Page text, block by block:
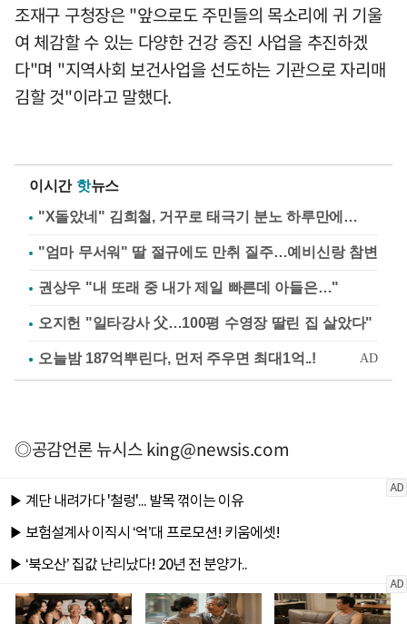
조재구 구청장은 "앞으로도 주민들의 목소리에 귀 기울
여 체감할 수 있는 다양한 건강 증진 사업을 추진하겠
다"며 "지역사회 보건사업을 선도하는 기관으로 자리매
김할 것"이라고 말했다.
이시간 핫뉴스
"X돌았네" 김희철, 거꾸로 태극기 분노 하루만에…
"엄마 무서워" 딸 절규에도 만취 질주…예비신랑 참변
권상우 "내 또래 중 내가 제일 빠른데 아들은…"
오지헌 "일타강사 父…100평 수영장 딸린 집 살았다"
◎공감언론 뉴시스king@newsis.com